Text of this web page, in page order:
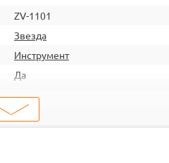
ZV-1101
Звезда
Инструмент
Да
100
4600327011015